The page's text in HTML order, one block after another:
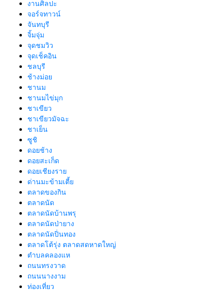
งานศิลปะ
จอร์จทาวน์
จันทบุรี
จิ้มจุ่ม
จุดชมวิว
จุดเช็คอิน
ชลบุรี
ช้างม่อย
ชานม
ชานมไข่มุก
ชาเขียว
ชาเขียวมัจฉะ
ชาเย็น
ซูชิ
ดอยช้าง
ดอยสะเก็ด
ดอยเชียงราย
ด่านมะข้ามเตี้ย
ตลาดของกิน
ตลาดนัด
ตลาดนัดบ้านพรุ
ตลาดนัดป่ายาง
ตลาดนัดปิ่นทอง
ตลาดโต้รุ่ง ตลาดสดหาดใหญ่
ตำบลคลองแห
ถนนทรงวาด
ถนนนางงาม
ท่องเที่ยว